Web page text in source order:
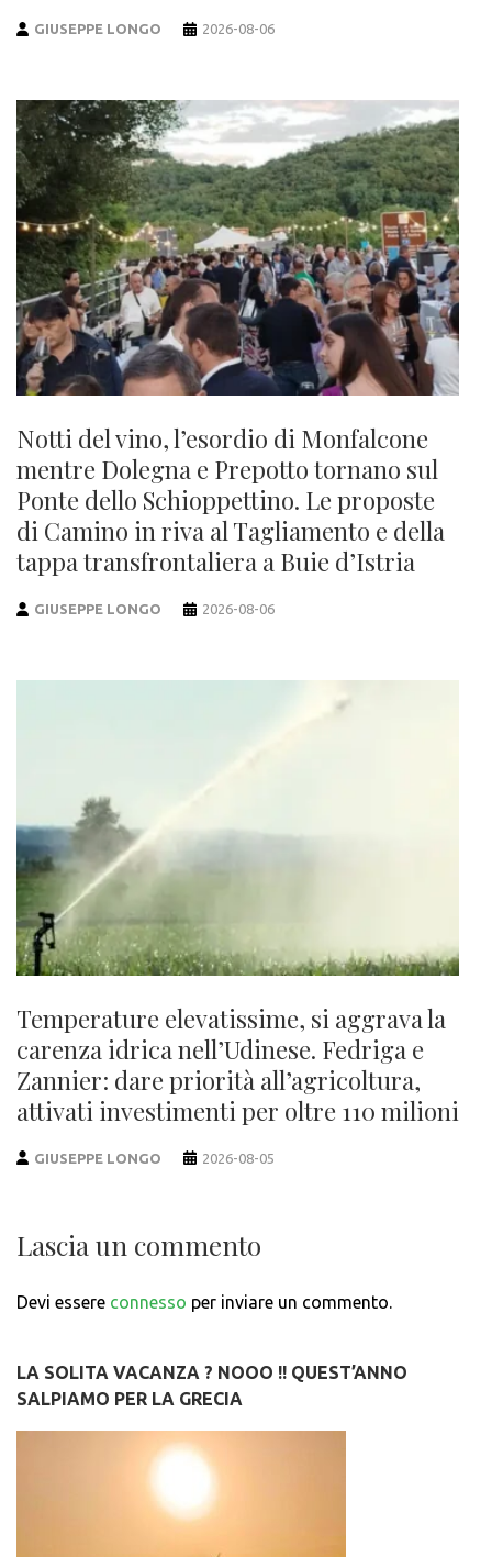
GIUSEPPE LONGO 2026-08-06
Notti del vino, l’esordio di Monfalcone
mentre Dolegna e Prepotto tornano sul
Ponte dello Schioppettino. Le proposte
di Camino in riva al Tagliamento e della
tappa transfrontaliera a Buie d’Istria
GIUSEPPE LONGO 2026-08-06
Temperature elevatissime, si aggrava la
carenza idrica nell’Udinese. Fedriga e
Zannier: dare priorità all’agricoltura,
attivati investimenti per oltre 110 milioni
GIUSEPPE LONGO 2026-08-05
Lascia un commento
Devi essere connesso per inviare un commento.
LA SOLITA VACANZA ? NOOO !! QUEST’ANNO
SALPIAMO PER LA GRECIA